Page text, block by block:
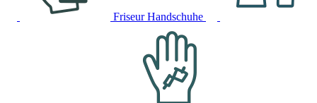
Friseur Handschuhe